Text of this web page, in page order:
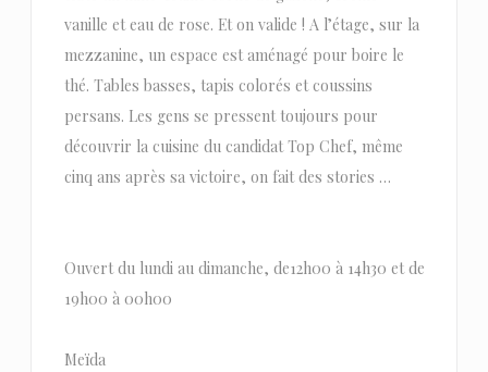
vanille et eau de rose. Et on valide ! A l’étage, sur la
mezzanine, un espace est aménagé pour boire le
thé. Tables basses, tapis colorés et coussins
persans. Les gens se pressent toujours pour
découvrir la cuisine du candidat Top Chef, même
cinq ans après sa victoire, on fait des stories …
Ouvert du lundi au dimanche, de12h00 à 14h30 et de
19h00 à 00h00
Meïda